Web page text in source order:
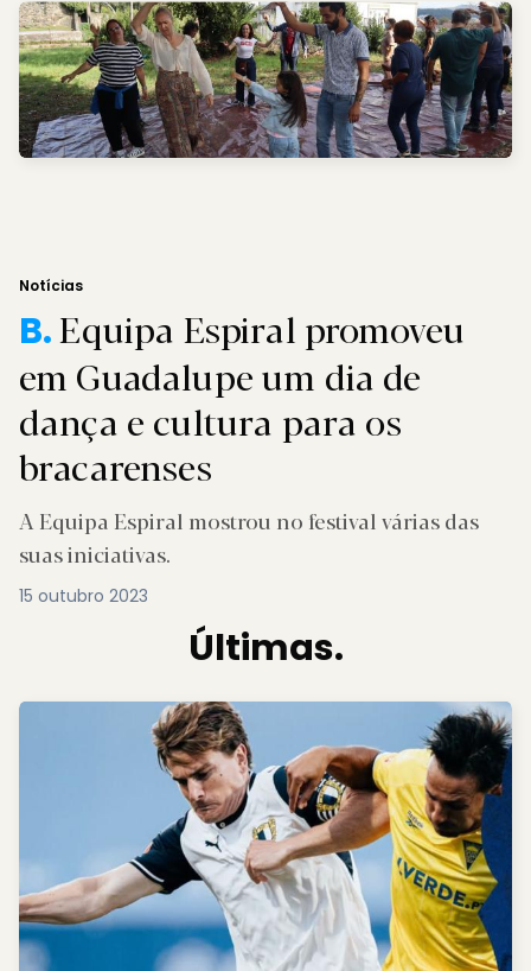
Notícias
B.Equipa Espiral promoveu
em Guadalupe um dia de
dança e cultura para os
bracarenses
A Equipa Espiral mostrou no festival várias das
suas iniciativas.
15 outubro 2023
Últimas.